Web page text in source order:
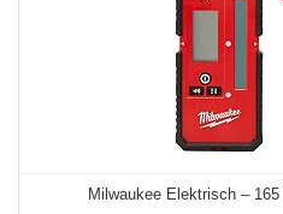
Milwaukee Elektrisch –